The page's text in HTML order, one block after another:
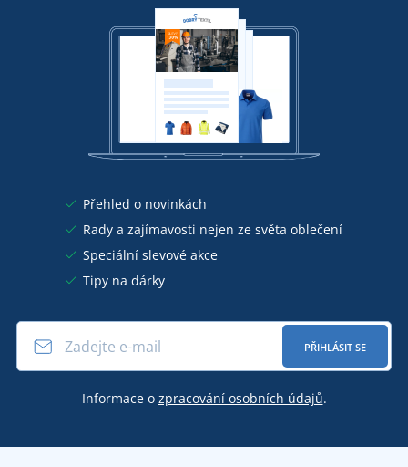
Přehled o novinkách
Rady a zajímavosti nejen ze světa oblečení
Speciální slevové akce
Tipy na dárky
PŘIHLÁSIT SE
Informace o zpracování osobních údajů.